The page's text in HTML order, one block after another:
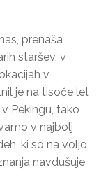
prenaša
staršev, v
v
je na tisoče let
Pekingu, tako
v najbolj
ki so na voljo
navdušuje